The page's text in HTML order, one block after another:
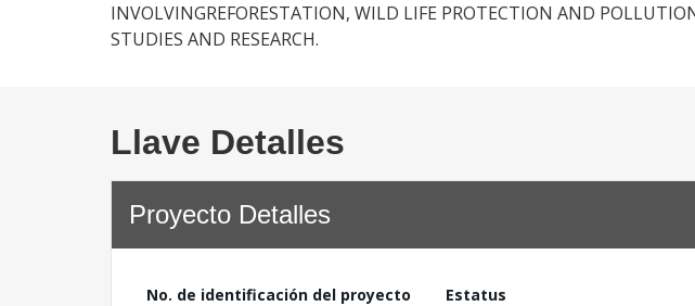
INVOLVINGREFORESTATION, WILD LIFE PROTECTION AND
STUDIES AND RESEARCH.
Llave Detalles
Proyecto Detalles
No. de identificación del proyecto
Estatus